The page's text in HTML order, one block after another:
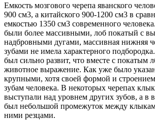
Емкость мозгового черепа яванского
900 см3, а китайского 900-1200 см3 в
емкостью 1350 см3 современного
были более массивными, лоб покатый с
надбровными дугами, массивная нижняя
зубами не имела характерного
был сильно развит, что вместе с покатым
животное выражение. Как уже было
крупными, хотя своей формой и строением
зубам человека. В некоторых черепах
выступали над уровнем других зубов, а в
был небольшой промежуток между
ними резцами.